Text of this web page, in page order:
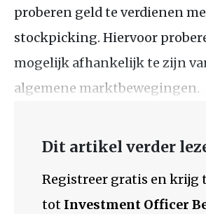
proberen geld te verdienen
stockpicking. Hiervoor
mogelijk afhankelijk te zijn
algemene marktbewegingen.
Dit artikel verder
Registreer gratis en krijg
tot Investment Officer